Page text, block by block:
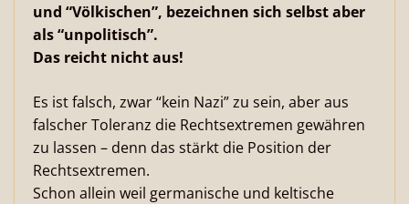
und “Völkischen”, bezeichnen sich selbst aber
als “unpolitisch”.
Das reicht nicht aus!
Es ist falsch, zwar “kein Nazi” zu sein, aber aus
falscher Toleranz die Rechtsextremen gewähren
zu lassen – denn das stärkt die Position der
Rechtsextremen.
Schon allein weil germanische und keltische